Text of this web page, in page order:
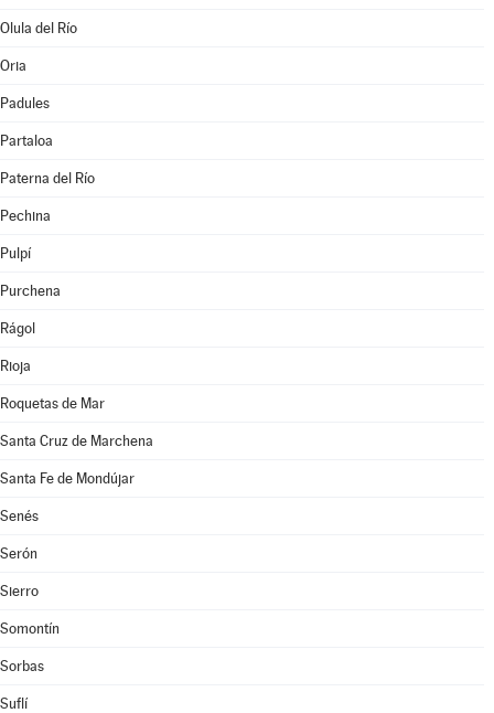
Olula del Río
Oria
Padules
Partaloa
Paterna del Río
Pechina
Pulpí
Purchena
Rágol
Rioja
Roquetas de Mar
Santa Cruz de Marchena
Santa Fe de Mondújar
Senés
Serón
Sierro
Somontín
Sorbas
Suflí